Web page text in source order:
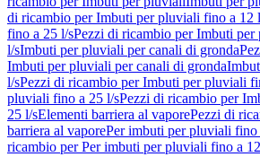
di ricambio per Imbuti per pluviali fino a 12
fino a 25 l/sPezzi di ricambio per Imbuti
l/sImbuti per pluviali per canali di gronda
Imbuti per pluviali per canali di gronda
l/sPezzi di ricambio per Imbuti per pluviali
pluviali fino a 25 l/sPezzi di ricambio per
25 l/sElementi barriera al vaporePezzi di
barriera al vaporePer imbuti per pluviali fino
ricambio per Per imbuti per pluviali fino a